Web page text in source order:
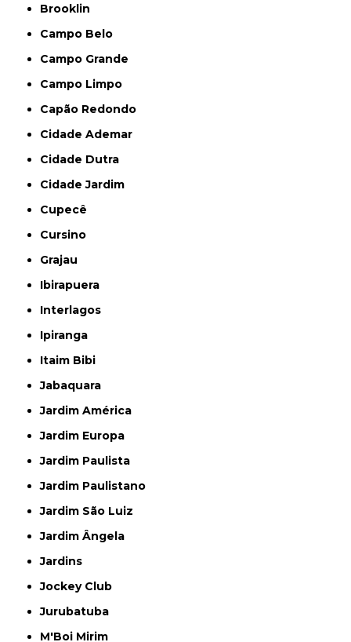
Brooklin
Campo Belo
Campo Grande
Campo Limpo
Capão Redondo
Cidade Ademar
Cidade Dutra
Cidade Jardim
Cupecê
Cursino
Grajau
Ibirapuera
Interlagos
Ipiranga
Itaim Bibi
Jabaquara
Jardim América
Jardim Europa
Jardim Paulista
Jardim Paulistano
Jardim São Luiz
Jardim Ângela
Jardins
Jockey Club
Jurubatuba
M'Boi Mirim